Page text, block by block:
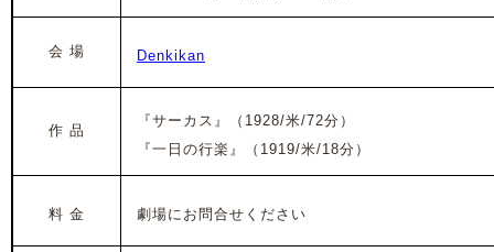
会 場 Denkikan
作 品
『サーカス』（1928/米/72分）
『一日の行楽』
（1919/米/18分）
料 金 劇場にお問合せください